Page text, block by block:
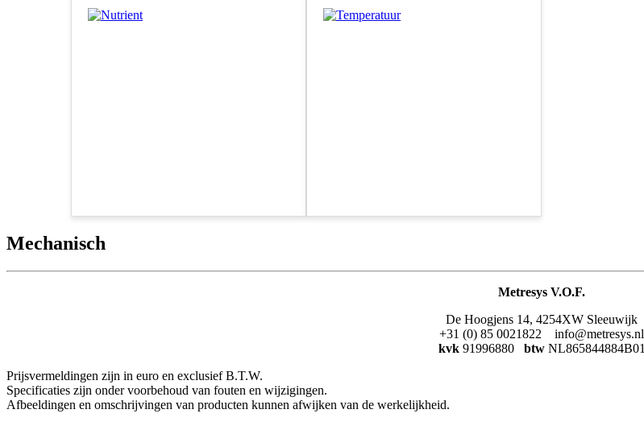
Mechanisch
Metresys V.O.F.
De Hoogjens 14, 4254XW Sleeuwijk
+31 (0) 85 0021822 info@metresys.nl
kvk 91996880 btw NL865844884B01
Prijsvermeldingen zijn in euro en exclusief B.T.W.
Specificaties zijn onder voorbehoud van fouten en wijzigingen.
Afbeeldingen en omschrijvingen van producten kunnen afwijken van de werkelijkheid.